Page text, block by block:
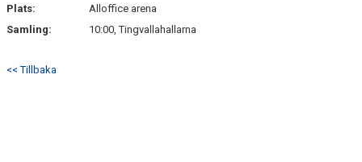
BILDGALLERI
DOKUMENT
Plats:
Alloffice arena
Samling:
10:00, Tingvallahallarna
<< Tillbaka